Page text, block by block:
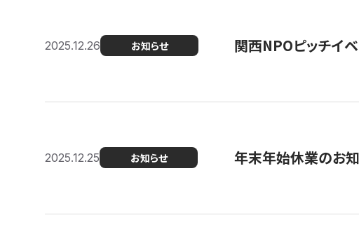
2025.12.26 お知らせ 関西NPOピッチイ
2025.12.25 お知らせ 年末年始休業のお